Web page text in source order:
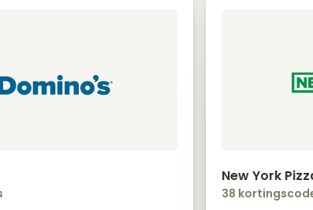
New York
38